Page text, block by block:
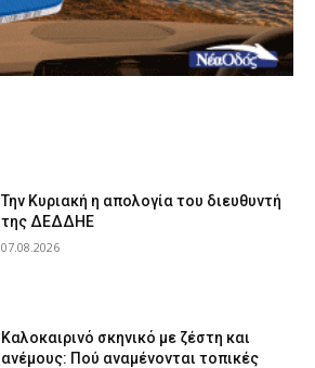
Την Κυριακή η απολογία του διευθυντή
της ΔΕΔΔΗΕ
07.08.2026
Καλοκαιρινό σκηνικό με ζέστη και
ανέμους: Πού αναμένονται τοπικές